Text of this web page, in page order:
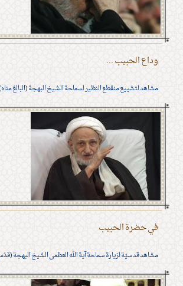
وداع الحبيب ...
مشاهد لتشييع منقطع النظير لسماحة الشيخ البهجة (البالغ
في حضرة الحبيب
مشاهد قدسيّة لزيارة سماحة آية الله العظمى الشيخ البهجة